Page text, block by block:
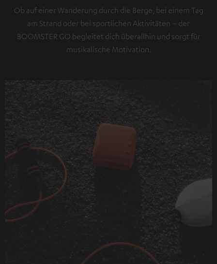
Ob auf einer Wanderung durch die Berge, bei einem Tag
am Strand oder bei sportlichen Aktivitäten – der
BOOMSTER GO begleitet dich überallhin und sorgt für
musikalische Motivation.